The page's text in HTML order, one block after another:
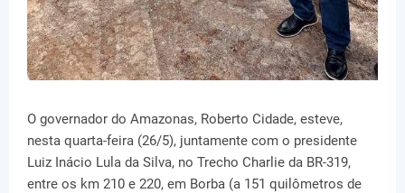
O governador do Amazonas, Roberto Cidade, esteve,
nesta quarta-feira (26/5), juntamente com o presidente
Luiz Inácio Lula da Silva, no Trecho Charlie da BR-319,
entre os km 210 e 220, em Borba (a 151 quilômetros de